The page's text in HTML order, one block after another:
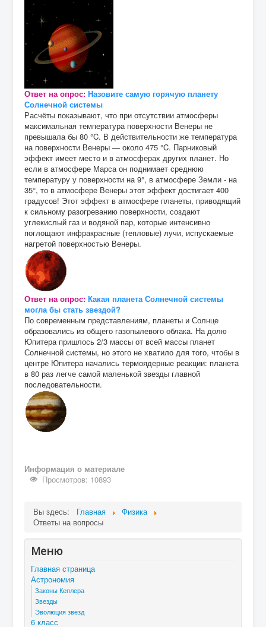
Ответ на опрос: Назовите самую горячую планету
Солнечной системы
Расчёты показывают, что при отсутствии атмосферы
максимальная температура поверхности Венеры не
превышала бы 80 °C. В действительности же температура
на поверхности Венеры — около 475 °C. Парниковый
эффект имеет место и в атмосферах других планет. Но
если в атмосфере Марса он поднимает среднюю
температуру у поверхности на 9°, в атмосфере Земли - на
35°, то в атмосфере Венеры этот эффект достигает 400
градусов! Этот эффект в атмосфере планеты, приводящий
к сильному разогреванию поверхности, создают
углекислый газ и водяной пар, которые интенсивно
поглощают инфракрасные (тепловые) лучи, испускаемые
нагретой поверхностью Венеры.
Ответ на опрос: Какая планета Солнечной системы
могла бы стать звездой?
По современным представлениям, планеты и Солнце
образовались из общего газопылевого облака. На долю
Юпитера пришлось 2/3 массы от всей массы планет
Солнечной системы, но этого не хватило для того, чтобы в
центре Юпитера начались термоядерные реакции: планета
в 80 раз легче самой маленькой звезды главной
последовательности.
Информация о материале
Просмотров: 10893
Вы здесь: Главная
Физика
Ответы на вопросы
Меню
Главная страница
Астрономия
Законы Кеплера
Звезды
Эволюция звезд
6 класс